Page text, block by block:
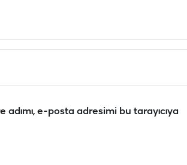
e-posta adresimi bu tarayıcıya